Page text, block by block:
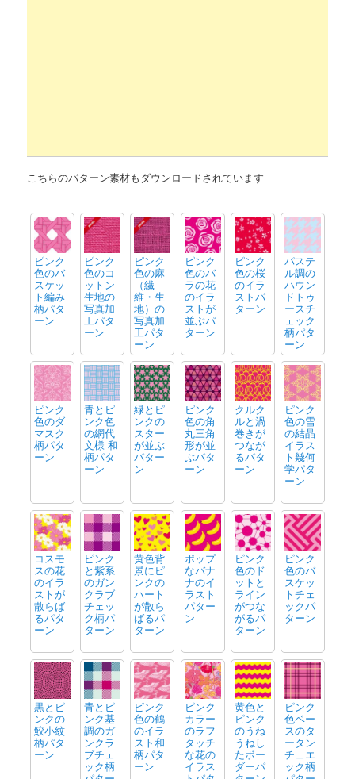
こちらのパターン素材もダウンロードされています
ピンク
色のバ
スケッ
ト編み
柄パタ
ーン
ピンク
色のコ
ットン
生地の
写真加
工パタ
ーン
ピンク
色の麻
（繊
維・生
地）の
写真加
工パタ
ーン
ピンク
色のバ
ラの花
のイラ
ストが
並ぶパ
ターン
ピンク
色の桜
のイラ
ストパ
ターン
パステ
ル調の
ハウン
ドトゥ
ースチ
ェック
柄パタ
ーン
ピンク
色のダ
マスク
柄パタ
ーン
青とピ
ンク色
の網代
文様 和
柄パタ
ーン
緑とピ
ンクの
スター
が並ぶ
パター
ン
ピンク
色の角
丸三角
形が並
ぶパタ
ーン
クルク
ルと渦
巻きが
つなが
るパタ
ーン
ピンク
色の雪
の結晶
イラス
ト幾何
学パタ
ーン
コスモ
スの花
のイラ
ストが
散らば
るパタ
ーン
ピンク
と紫系
のガン
クラブ
チェッ
ク柄パ
ターン
黄色背
景にピ
ンクの
ハート
が散ら
ばるパ
ターン
ポップ
なバナ
ナのイ
ラスト
パター
ン
ピンク
色のド
ットと
ライン
がつな
がるパ
ターン
ピンク
色のバ
スケッ
トチェ
ックパ
ターン
黒とピ
ンクの
鮫小紋
柄パタ
ーン
青とピ
ンク基
調のガ
ンクラ
ブチェ
ック柄
ピンク
色の鶴
のイラ
スト和
柄パタ
ーン
ピンク
カラー
のラフ
タッチ
な花の
イラス
黄色と
ピンク
のうね
うねし
たボー
ダーパ
ピンク
色ベー
スのタ
ータン
チェエ
ック柄